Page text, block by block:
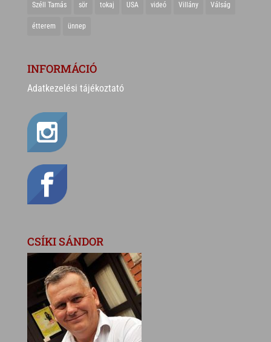
Széll Tamás sör tokaj USA videó Villány Válság
étterem ünnep
INFORMÁCIÓ
Adatkezelési tájékoztató
CSÍKI SÁNDOR